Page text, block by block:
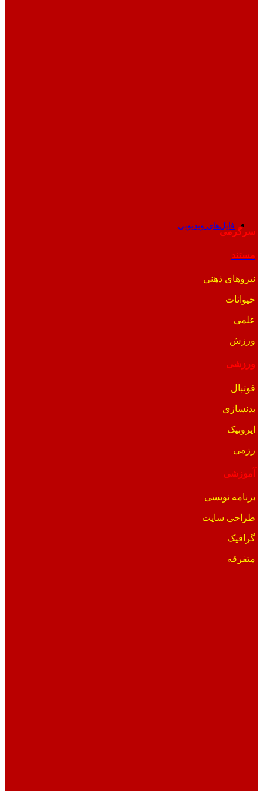
فایل‌های ویدیویی
سرگرمی
مستند
نیروهای ذهنی
حیوانات
علمی
ورزش
ورزشی
فوتبال
بدنسازی
ایروبیک
رزمی
آموزشی
برنامه نویسی
طراحی سایت
گرافیک
متفرقه